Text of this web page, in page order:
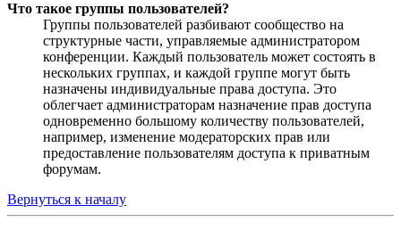
Что такое группы пользователей?
Группы пользователей разбивают сообщество на
структурные части, управляемые администратором
конференции. Каждый пользователь может состоять в
нескольких группах, и каждой группе могут быть
назначены индивидуальные права доступа. Это
облегчает администраторам назначение прав доступа
одновременно большому количеству пользователей,
например, изменение модераторских прав или
предоставление пользователям доступа к приватным
форумам.
Вернуться к началу